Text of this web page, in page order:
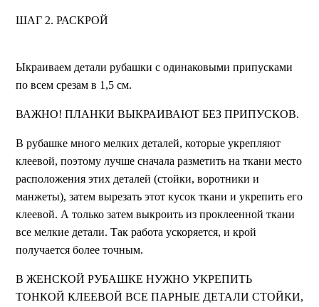
ШАГ 2. РАСКРОЙ
Ыкраиваем детали рубашки с одинаковыми припусками
по всем срезам в 1,5 см.
ВАЖНО! ПЛАНКИ ВЫКРАИВАЮТ БЕЗ ПРИПУСКОВ.
В рубашке много мелких деталей, которые укрепляют
клеевой, поэтому лучше сначала разметить на ткани место
расположения этих деталей (стойки, воротники и
манжеты), затем вырезать этот кусок ткани и укрепить его
клеевой. А только затем выкроить из проклеенной ткани
все мелкие детали. Так работа ускоряется, и крой
получается более точным.
В ЖЕНСКОЙ РУБАШКЕ НУЖНО УКРЕПИТЬ
ТОНКОЙ КЛЕЕВОЙ ВСЕ ПАРНЫЕ ДЕТАЛИ СТОЙКИ,